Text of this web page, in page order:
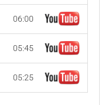
06:00
05:45
05:25